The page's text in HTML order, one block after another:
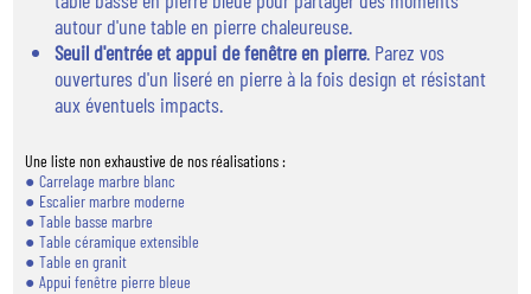
autour d'une table en pierre chaleureuse.
Seuil d'entrée et appui de fenêtre en pierre. Parez vos
ouvertures d'un liseré en pierre à la fois design et résistant
aux éventuels impacts.
Une liste non exhaustive de nos réalisations :
Carrelage marbre blanc
Escalier marbre moderne
Table basse marbre
Table céramique extensible
Table en granit
Appui fenêtre pierre bleue